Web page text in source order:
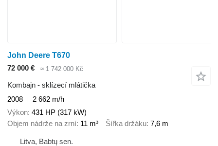
John Deere T670
72 000 €
≈ 1 742 000 Kč
Kombajn - sklízecí mlátička
2008
2 662 m/h
Výkon 431 HP (317 kW)
Objem nádrže na zrní 11 m³ Šířka držáku 7,6 m
Litva, Babtų sen.